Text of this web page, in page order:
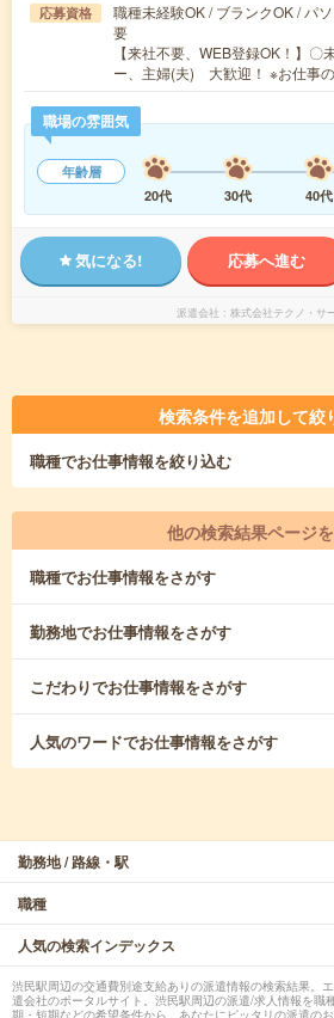
応募資格
職種未経験OK / ブランクOK / パ
要
【来社不要、WEB登録OK！】〇
ー、主婦(夫) 大歓迎！ ※お仕事
職場の雰囲気
年齢層
20代
30代 40代
気になる! 応募へ進む
派遣会社 株式会社テクノ・サ
検索条件を追加して絞
職種でお仕事情報を絞り込む
他の検索結果ページ
職種でお仕事情報をさがす
勤務地でお仕事情報をさがす
こだわりでお仕事情報をさがす
人気のワードでお仕事情報をさがす
勤務地 / 路線・駅
職種
人気の検索インデックス
渋民駅周辺の交通費別途支給ありの派遣情報の検索結果。
遣会社のポータルサイト。渋民駅周辺の派遣/求人情報を職
期・短期などの希望条件から、あなたにピッタリの派遣のお